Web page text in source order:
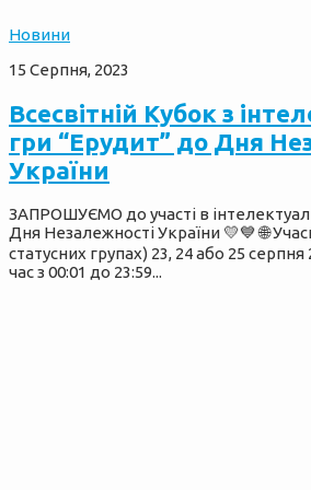
Новини
15 Серпня, 2023
Всесвітній Кубок з
гри “Ерудит” до Дня
України
ЗАПРОШУЄМО до участі в
Дня Незалежності України 💛💙 🌐
статусних групах) 23, 24 або 25
час з 00:01 до 23:59...